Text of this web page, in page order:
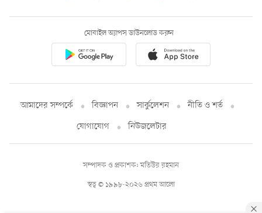
মোবাইল অ্যাপস ডাউনলোড করুন
আমাদের সম্পর্কে বিজ্ঞাপন সার্কুলেশন
নীতি ও শর্ত
যোগাযোগ
নিউজলেটার
স্বত্ব © ১৯৯৮-২০২৬ প্রথম আলো
সম্পাদক ও প্রকাশক: মতিউর রহমান